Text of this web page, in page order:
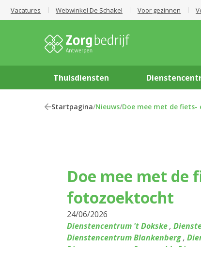
Vacatures Webwinkel De Schakel Voor gezinnen
Thuisdiensten
Startpagina/Nieuws/Doe mee met de
Doe mee met de
fotozoektocht
24/06/2026
Dienstencentrum 't Dokske,
Dienstencentrum Blankenberg,
Dienstencentrum Ruggeveld